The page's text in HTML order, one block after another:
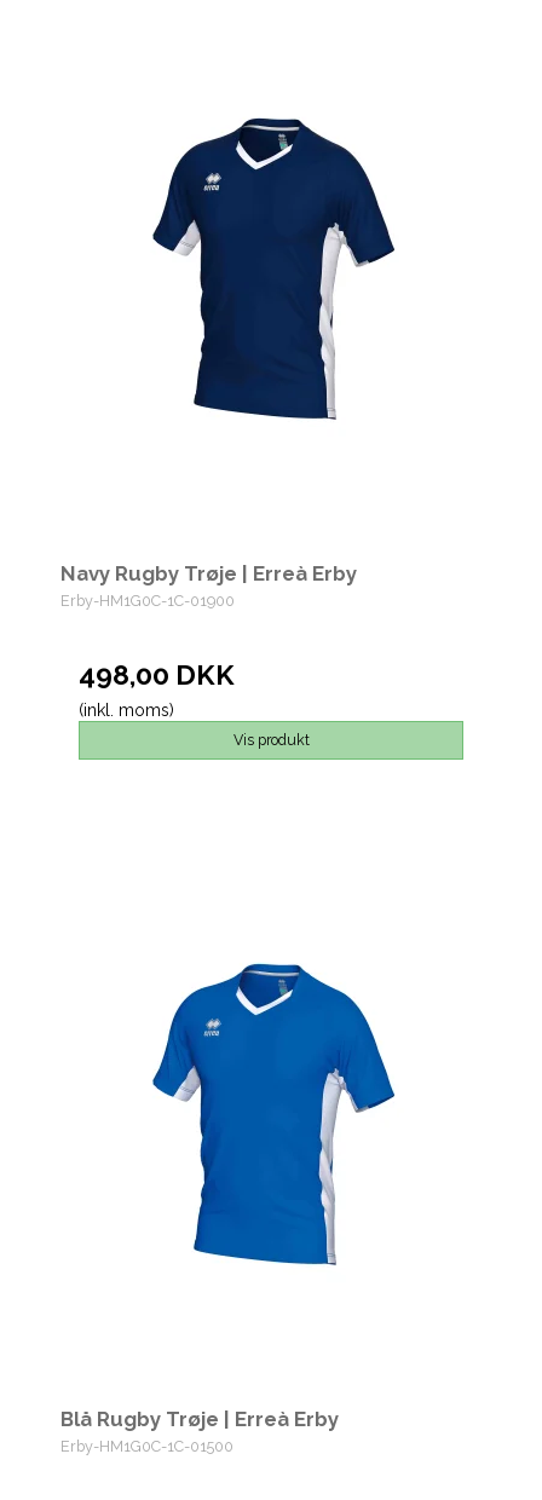
Navy Rugby Trøje | Erreà Erby
Erby-HM1G0C-1C-01900
498,00 DKK
(inkl. moms)
Vis produkt
Blå Rugby Trøje | Erreà Erby
Erby-HM1G0C-1C-01500